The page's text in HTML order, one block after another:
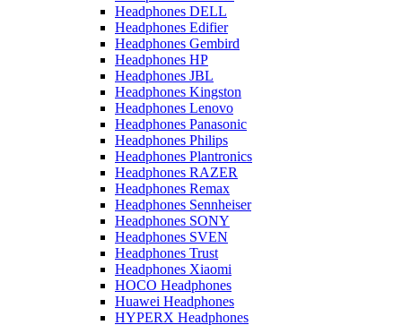
Headphones DELL
Headphones Edifier
Headphones Gembird
Headphones HP
Headphones JBL
Headphones Kingston
Headphones Lenovo
Headphones Panasonic
Headphones Philips
Headphones Plantronics
Headphones RAZER
Headphones Remax
Headphones Sennheiser
Headphones SONY
Headphones SVEN
Headphones Trust
Headphones Xiaomi
HOCO Headphones
Huawei Headphones
HYPERX Headphones